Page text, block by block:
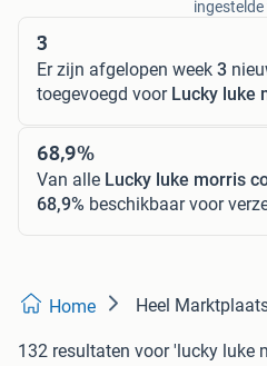
3
Er zijn afgelopen week 3
toegevoegd voor Lucky luke
68,9%
Van alle Lucky luke morris
68,9% beschikbaar voor
Home Heel
132 resultaten voor 'lucky luke